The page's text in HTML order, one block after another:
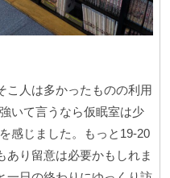
こ人は多かったものの利用
いて言うなら仮眠室は少
感じました。もっと19-20
あり留意は必要かもしれま